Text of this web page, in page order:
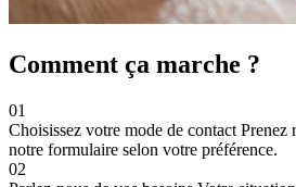
Comment ça marche ?
01
Choisissez votre mode de contact Prenez
notre formulaire selon votre préférence.
02